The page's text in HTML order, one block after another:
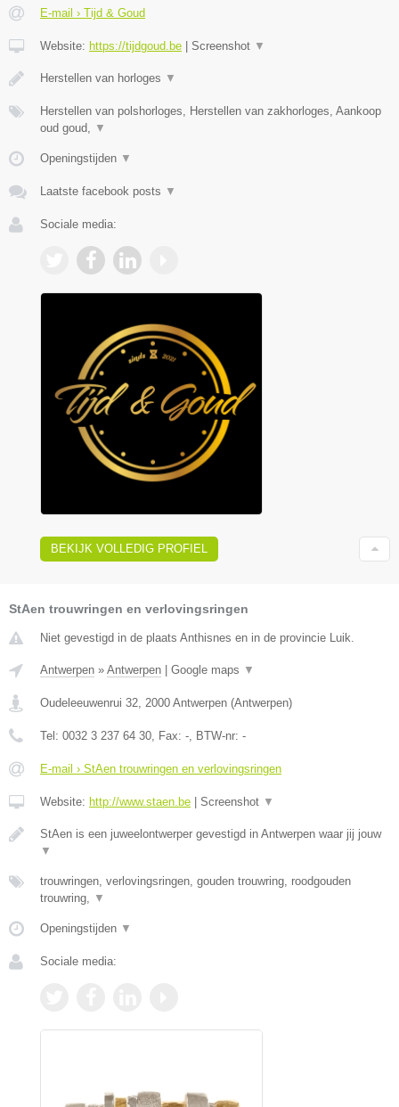
E-mail › Tijd & Goud
Website: https://tijdgoud.be | Screenshot ▼
Herstellen van horloges ▼
Herstellen van polshorloges, Herstellen van zakhorloges, Aankoop
oud goud,
▼
Openingstijden ▼
Laatste facebook posts ▼
Sociale media:
BEKIJK VOLLEDIG PROFIEL
StAen trouwringen en verlovingsringen
Niet gevestigd in de plaats Anthisnes en in de provincie Luik.
Antwerpen » Antwerpen | Google maps ▼
Oudeleeuwenrui 32 2000 Antwerpen (Antwerpen)
Tel: 0032 3 237 64 30 , Fax: - , BTW-nr: -
E-mail › StAen trouwringen en verlovingsringen
Website: http://www.staen.be | Screenshot ▼
StAen is een juweelontwerper gevestigd in Antwerpen waar jij jouw
▼
trouwringen, verlovingsringen, gouden trouwring, roodgouden
trouwring,
▼
Openingstijden ▼
Sociale media: